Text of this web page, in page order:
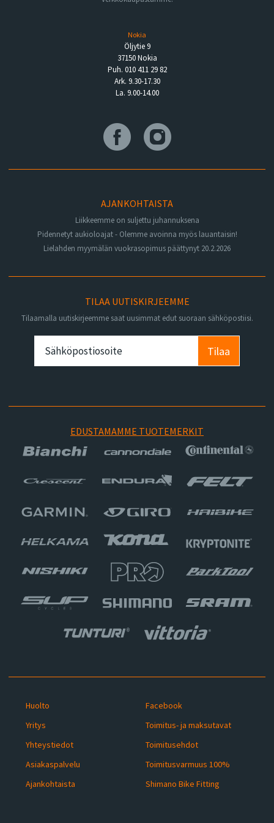
Nokia
Öljytie 9
37150 Nokia
Puh. 010 411 29 82
Ark. 9.30-17.30
La. 9.00-14.00
AJANKOHTAISTA
Liikkeemme on suljettu juhannuksena
Pidennetyt aukioloajat - Olemme avoinna myös lauantaisin!
Lielahden myymälän vuokrasopimus päättynyt 20.2.2026
TILAA UUTISKIRJEEMME
Tilaamalla uutiskirjeemme saat uusimmat edut suoraan sähköpostiisi.
Tilaa
EDUSTAMAMME TUOTEMERKIT
Huolto
Yritys
Yhteystiedot
Asiakaspalvelu
Ajankohtaista
Facebook
Toimitus- ja maksutavat
Toimitusehdot
Toimitusvarmuus 100%
Shimano Bike Fitting